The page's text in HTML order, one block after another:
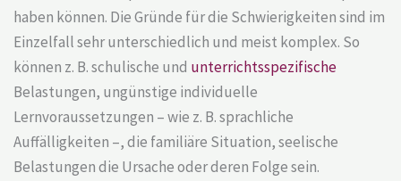
haben können. Die Gründe für die Schwierigkeiten sind im
Einzelfall sehr unterschiedlich und meist komplex. So
können z. B. schulische und unterrichtsspezifische
Belastungen, ungünstige individuelle
Lernvoraussetzungen – wie z. B. sprachliche
Auffälligkeiten –, die familiäre Situation, seelische
Belastungen die Ursache oder deren Folge sein.